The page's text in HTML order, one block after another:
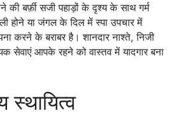
की बर्फ़ी सजी पहाड़ों के दृश्य के साथ गर्म
होने या जंगल के दिल में स्पा उपचार में
करने के बराबर है। शानदार नाश्ते, निजी
सेवाएं आपके रहने को वास्तव में यादगार बना
स्थायित्व